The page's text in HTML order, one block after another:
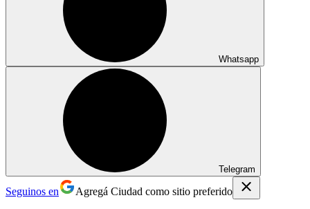
Whatsapp
Telegram
Seguinos en Agregá Ciudad como sitio preferido